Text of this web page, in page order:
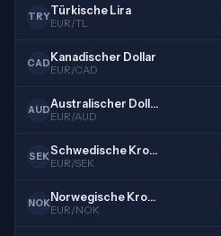
TRYTürkische Lira
EUR/TL
CAD Kanadischer Dollar
EUR/CAD
AUD Australischer Dollar
EUR/AUD
SEK Schwedische Krone
EUR/SEK
NOK Norwegische Krone
EUR/NOK